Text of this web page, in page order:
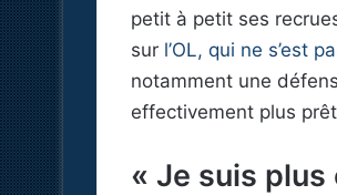
petit à petit ses
sur l’OL, qui ne s’est
notamment une
effectivement plus
« Je suis